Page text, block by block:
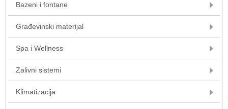
Bazeni i fontane
Građevinski materijal
Spa i Wellness
Zalivni sistemi
Klimatizacija